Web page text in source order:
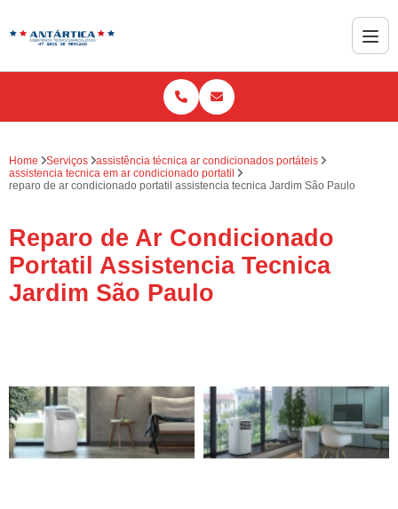
Home Serviços
assistência técnica ar condicionados portáteis
assistencia tecnica em ar condicionado portatil
reparo de ar condicionado portatil assistencia tecnica Jardim São Paulo
Reparo de Ar Condicionado
Portatil Assistencia Tecnica
Jardim São Paulo